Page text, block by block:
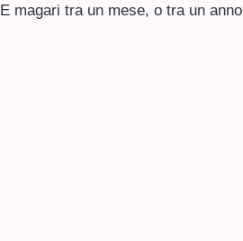
E magari tra un mese, o tra un